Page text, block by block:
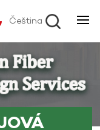
Čeština